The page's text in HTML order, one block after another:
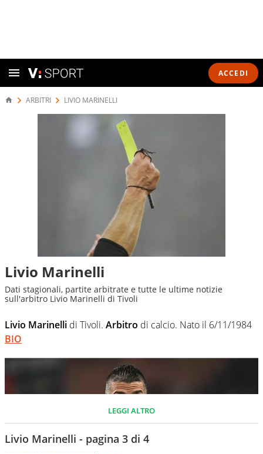
ACCEDI
ARBITRI LIVIO MARINELLI
Livio Marinelli
Dati stagionali, partite arbitrate e tutte le ultime notizie
sull'arbitro Livio Marinelli di Tivoli
Livio Marinelli di Tivoli. Arbitro di calcio. Nato il 6/11/1984
BIO
LEGGI ALTRO
Livio Marinelli - pagina 3 di 4